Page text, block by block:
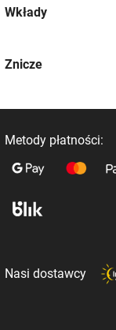
Wkłady
Znicze
Metody płatności:
Nasi dostawcy